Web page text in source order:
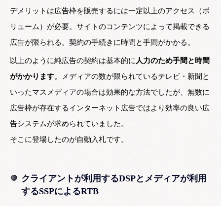
デメリットは広告枠を販売するには一定以上のアクセス（ボ
リューム）が必要。サイトのコンテンツによって掲載できる
広告が限られる。契約の手続きに時間と手間がかかる。
以上のように純広告の契約は基本的に 人力のため手間と時間
がかかります。メディアの数が限られているテレビ・新聞と
いったマスメディアの場合は効果的な方法でしたが、無数に
広告枠が存在するインターネット広告ではより効率の良い広
告システムが求められていました。
そこに登場したのが自動入札です。
クライアントが利用するDSPとメディアが利用
するSSPによるRTB